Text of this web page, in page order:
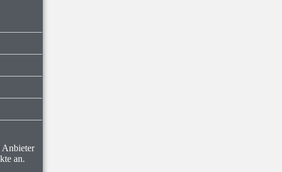
Anbieter
an.